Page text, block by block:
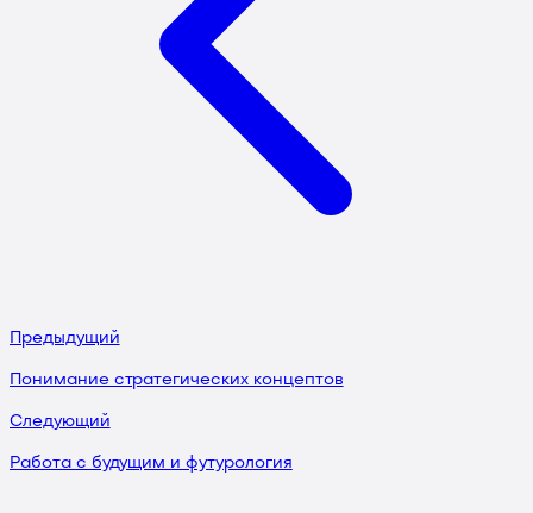
Предыдущий
Понимание стратегических концептов
Следующий
Работа с будущим и футурология